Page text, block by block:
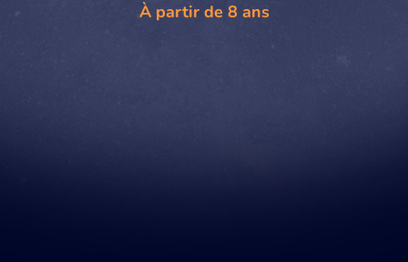
À partir de 8 ans